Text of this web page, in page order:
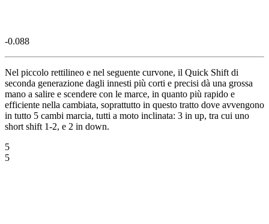
-0.088
Nel piccolo rettilineo e nel seguente curvone, il Quick Shift di
seconda generazione dagli innesti più corti e precisi dà una grossa
mano a salire e scendere con le marce, in quanto più rapido e
efficiente nella cambiata, soprattutto in questo tratto dove avvengono
in tutto 5 cambi marcia, tutti a moto inclinata: 3 in up, tra cui uno
short shift 1-2, e 2 in down.
5
5